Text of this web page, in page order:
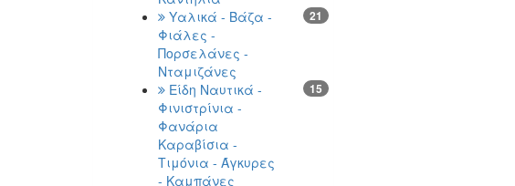
Υαλικά - Βάζα -
Φιάλες -
Πορσελάνες -
Νταμιζάνες
21
Είδη Ναυτικά -
Φινιστρίνια -
Φανάρια
Καραβίσια -
Τιμόνια - Άγκυρες
- Καμπάνες
15